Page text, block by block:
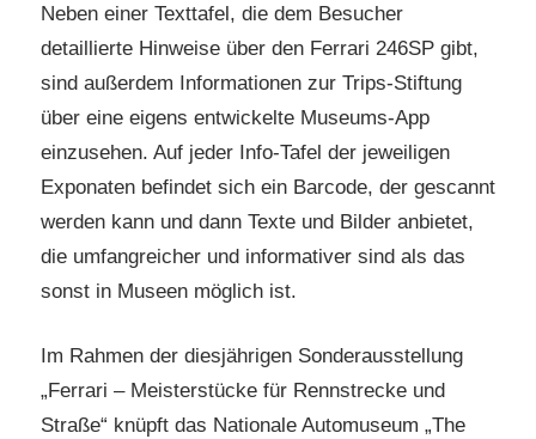
Neben einer Texttafel, die dem Besucher
detaillierte Hinweise über den Ferrari 246SP gibt,
sind außerdem Informationen zur Trips-Stiftung
über eine eigens entwickelte Museums-App
einzusehen. Auf jeder Info-Tafel der jeweiligen
Exponaten befindet sich ein Barcode, der gescannt
werden kann und dann Texte und Bilder anbietet,
die umfangreicher und informativer sind als das
sonst in Museen möglich ist.
Im Rahmen der diesjährigen Sonderausstellung
„Ferrari – Meisterstücke für Rennstrecke und
Straße“ knüpft das Nationale Automuseum „The